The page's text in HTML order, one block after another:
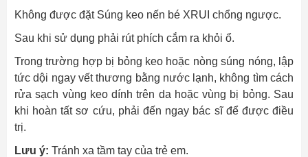
Không được đặt Súng keo nến bé XRUI chổng ngược.
Sau khi sử dụng phải rút phích cắm ra khỏi ổ.
Trong trường hợp bị bỏng keo hoặc nòng súng nóng, lập
tức dội ngay vết thương bằng nước lạnh, không tìm cách
rửa sạch vùng keo dính trên da hoặc vùng bị bỏng. Sau
khi hoàn tất sơ cứu, phải đến ngay bác sĩ để được điều
trị.
Lưu ý: Tránh xa tầm tay của trẻ em.